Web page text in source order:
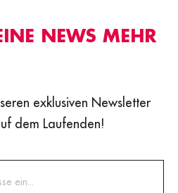
NEWS MEHR
exklusiven Newsletter
dem Laufenden!